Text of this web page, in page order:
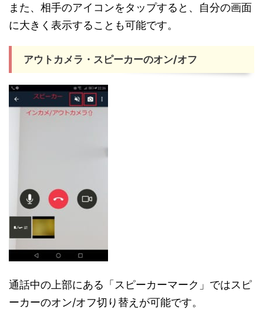
また、相手のアイコンをタップすると、自分の画面
に大きく表示することも可能です。
アウトカメラ・スピーカーのオン/オフ
通話中の上部にある「スピーカーマーク」ではスピ
ーカーのオン/オフ切り替えが可能です。